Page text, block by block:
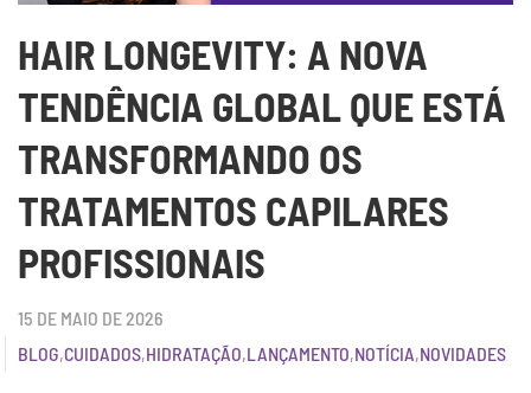
HAIR LONGEVITY: A NOVA
TENDÊNCIA GLOBAL QUE ESTÁ
TRANSFORMANDO OS
TRATAMENTOS CAPILARES
PROFISSIONAIS
15 DE MAIO DE 2026
BLOG,CUIDADOS,HIDRATAÇÃO,LANÇAMENTO,NOTÍCIA,NOVIDADES